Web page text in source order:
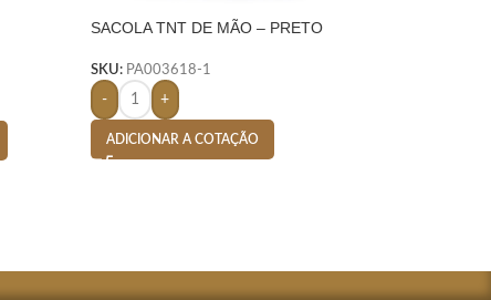
SACOLA TNT DE MÃO – PRETO
SKU: PA003618-1
- +
ADICIONAR A COTAÇÃO